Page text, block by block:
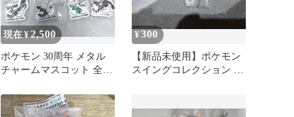
現在 ¥2,500
ポケモン 30周年 メタル
チャームマスコット 全7
ット
¥300
【新品未使用】ポケモン
スイングコレクション タ